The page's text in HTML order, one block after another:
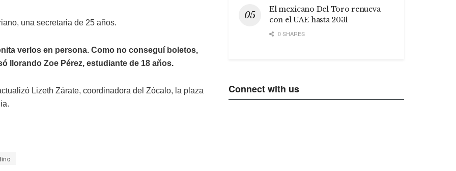
una secretaria de 25 años.
verlos en persona. Como no conseguí boletos,
llorando Zoe Pérez, estudiante de 18 años.
Lizeth Zárate, coordinadora del Zócalo, la plaza
El mexicano Del Toro renueva
con el UAE hasta 2031
0 SHARES
Connect with us